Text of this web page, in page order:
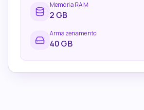
Memória RAM
2 GB
Armazenamento
40 GB